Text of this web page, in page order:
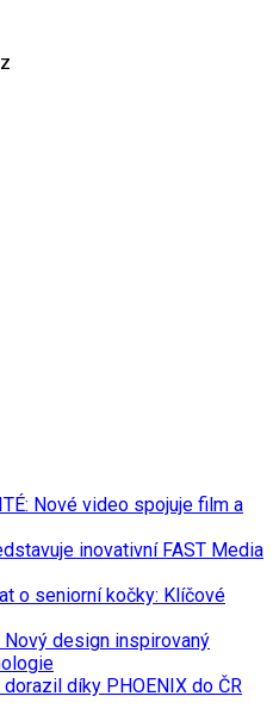
Nové video spojuje film a
inovativní FAST Media
o seniorní kočky: Klíčové
Nový design inspirovaný
díky PHOENIX do ČR